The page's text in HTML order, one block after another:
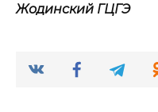
Жодинский ГЦГЭ